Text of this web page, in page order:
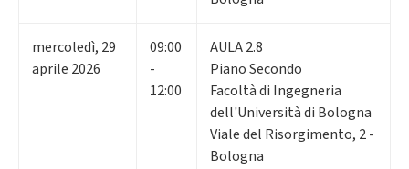
mercoledì, 29
aprile 2026
09:00
-
12:00
AULA 2.8
Piano Secondo
Facoltà di Ingegneria
dell'Università di Bologna
Viale del Risorgimento, 2 -
Bologna